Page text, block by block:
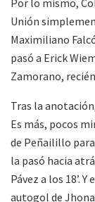
Por lo mismo,
Unión
Maximiliano
pasó a Erick
Zamorano,
Tras la
Es más, pocos
de Peñailillo
la pasó hacia
Pávez a los 18’.
autogol de